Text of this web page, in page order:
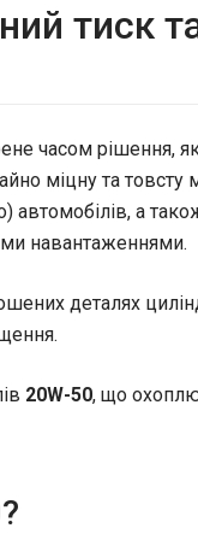
тиск
часом рішення,
міцну та товсту
автомобілів, а
навантаженнями.
деталях
20W-50, що